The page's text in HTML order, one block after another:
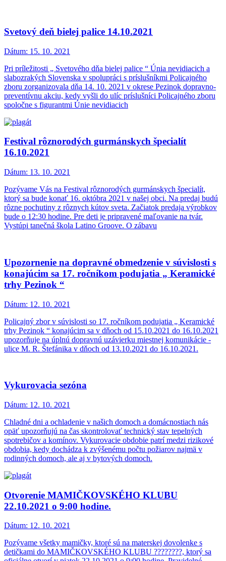
Svetový deň bielej palice 14.10.2021
Dátum: 15. 10. 2021
Pri príležitosti „ Svetového dňa bielej palice “ Únia nevidiacich a
slabozrakých Slovenska v spolupráci s príslušníkmi Policajného
zboru zorganizovala dňa 14. 10. 2021 v okrese Pezinok dopravno-
preventívnu akciu, kedy vyšli do ulíc príslušníci Policajného zboru
spoločne s figurantmi Únie nevidiacich
Festival rôznorodých gurmánskych špecialít
16.10.2021
Dátum: 13. 10. 2021
Pozývame Vás na Festival rôznorodých gurmánskych špecialít,
ktorý sa bude konať 16. októbra 2021 v našej obci. Na predaj budú
rôzne pochutiny z rôznych kútov sveta. Začiatok predaja výrobkov
bude o 12:30 hodine. Pre deti je pripravené maľovanie na tvár.
Vystúpi tanečná škola Latino Groove. O zábavu
Upozornenie na dopravné obmedzenie v súvislosti s
konajúcim sa 17. ročníkom podujatia „ Keramické
trhy Pezinok “
Dátum: 12. 10. 2021
Policajný zbor v súvislosti so 17. ročníkom podujatia „ Keramické
trhy Pezinok “ konajúcim sa v dňoch od 15.10.2021 do 16.10.2021
upozorňuje na úplnú dopravnú uzávierku miestnej komunikácie -
ulice M. R. Štefánika v dňoch od 13.10.2021 do 16.10.2021.
Vykurovacia sezóna
Dátum: 12. 10. 2021
Chladné dni a ochladenie v našich domoch a domácnostiach nás
opäť upozorňujú na čas skontrolovať technický stav tepelných
spotrebičov a komínov. Vykurovacie obdobie patrí medzi rizikové
obdobia, kedy dochádza k zvýšenému počtu požiarov najmä v
rodinných domoch, ale aj v bytových domoch.
Otvorenie MAMIČKOVSKÉHO KLUBU
22.10.2021 o 9:00 hodine.
Dátum: 12. 10. 2021
Pozývame všetky mamičky, ktoré sú na materskej dovolenke s
detičkami do MAMIČKOVSKÉHO KLUBU ????????, ktorý sa